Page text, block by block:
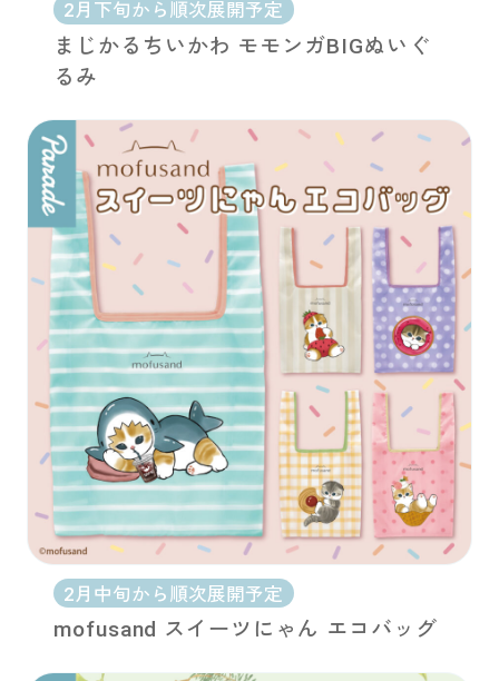
2月下旬から順次展開予定
まじかるちいかわ モモンガBIGぬいぐ
るみ
2月中旬から順次展開予定
mofusand スイーツにゃん エコバッグ